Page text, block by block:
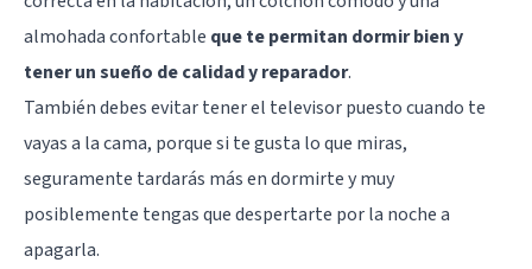
almohada confortable que te permitan dormir bien y
tener un sueño de calidad y reparador.
También debes evitar tener el televisor puesto cuando te
vayas a la cama, porque si te gusta lo que miras,
seguramente tardarás más en dormirte y muy
posiblemente tengas que despertarte por la noche a
apagarla.